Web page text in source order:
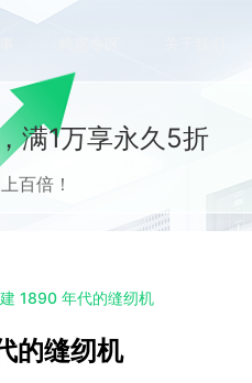
满1万享永久5折
百倍！
1890 年代的缝纫机
的缝纫机